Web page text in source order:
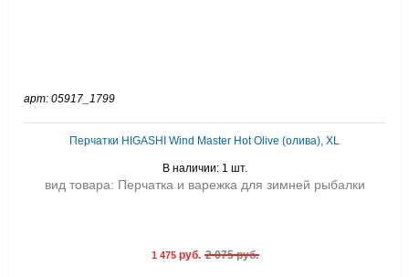
арт: 05917_1799
Перчатки HIGASHI Wind Master Hot Olive (олива), XL
В наличии: 1 шт.
вид товара: Перчатка и варежка для зимней рыбалки
1 475руб. 2 075 руб.